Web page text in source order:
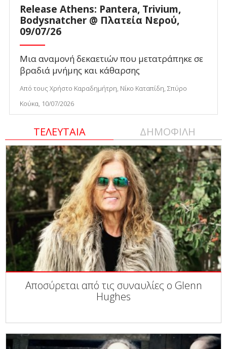
Release Athens: Pantera, Trivium,
Bodysnatcher @ Πλατεία Νερού,
09/07/26
Μια αναμονή δεκαετιών που μετατράπηκε σε
βραδιά μνήμης και κάθαρσης
Από τους Χρήστο Καραδημήτρη, Νίκο Καταπίδη, Σπύρο
Κούκα, 10/07/2026
ΤΕΛΕΥΤΑΙΑ ΔΗΜΟΦΙΛΗ
Αποσύρεται από τις συναυλίες ο Glenn
Hughes